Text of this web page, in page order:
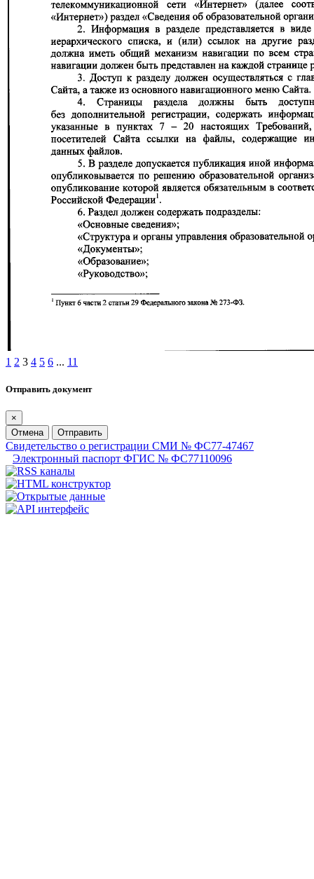
1 2 3 4 5 6 ... 11
Отправить документ
×
Отмена
Отправить
Свидетельство о регистрации СМИ № ФС77-47467
Электронный паспорт ФГИС № ФС77110096